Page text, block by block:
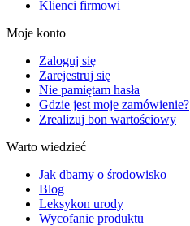
Klienci firmowi
Moje konto
Zaloguj się
Zarejestruj się
Nie pamiętam hasła
Gdzie jest moje zamówienie?
Zrealizuj bon wartościowy
Warto wiedzieć
Jak dbamy o środowisko
Blog
Leksykon urody
Wycofanie produktu